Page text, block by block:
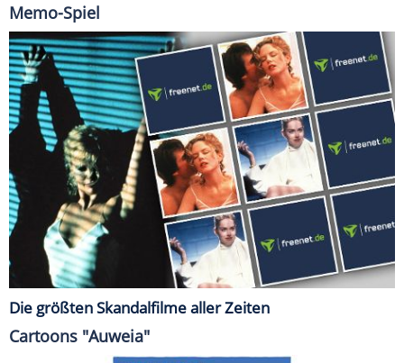
Memo-Spiel
Die größten Skandalfilme aller Zeiten
Cartoons "Auweia"